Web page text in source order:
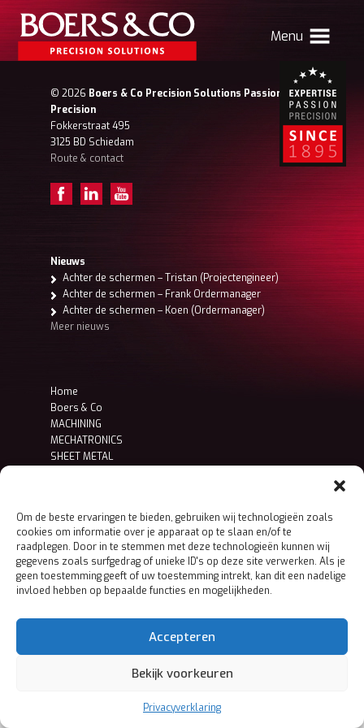
Om de beste ervaringen te bieden, gebruiken wij technologieën zoals
cookies om informatie over je apparaat op te slaan en/of te
raadplegen. Door in te stemmen met deze technologieën kunnen wij
gegevens zoals surfgedrag of unieke ID's op deze site verwerken. Als je
geen toestemming geeft of uw toestemming intrekt, kan dit een nadelige
invloed hebben op bepaalde functies en mogelijkheden.
Accepteren
Bekijk voorkeuren
Privacyverklaring
Menu
HOME
CONTACT
Verhuizing Atlas
© 2026 Boers & Co Precision Solutions Passion for
Precision
Fokkerstraat 495
3125 BD Schiedam
Route & contact
Nieuws
Achter de schermen – Tristan (Projectengineer)
Achter de schermen – Frank Ordermanager
Achter de schermen – Koen (Ordermanager)
Meer nieuws
Home
Boers & Co
MACHINING
MECHATRONICS
SHEET METAL